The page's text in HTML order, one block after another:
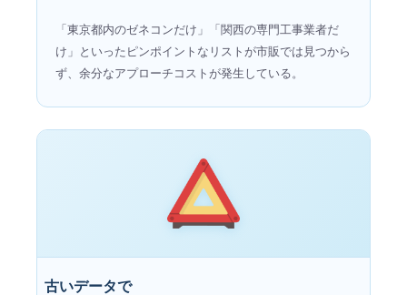
「東京都内のゼネコンだけ」「関西の専門工事業者だ
け」といったピンポイントなリストが市販では見つから
ず、余分なアプローチコストが発生している。
古いデータで